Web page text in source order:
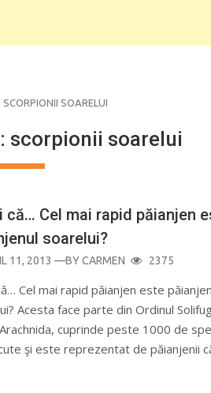
SCORPIONII SOARELUI
scorpionii soarelui
că… Cel mai rapid păianjen
soarelui?
11, 2013 —BYCARMEN 2375
Cel mai rapid păianjen este
Acesta face parte din Ordinul
cuprinde peste 1000 de
şi este reprezentat de păianjenii